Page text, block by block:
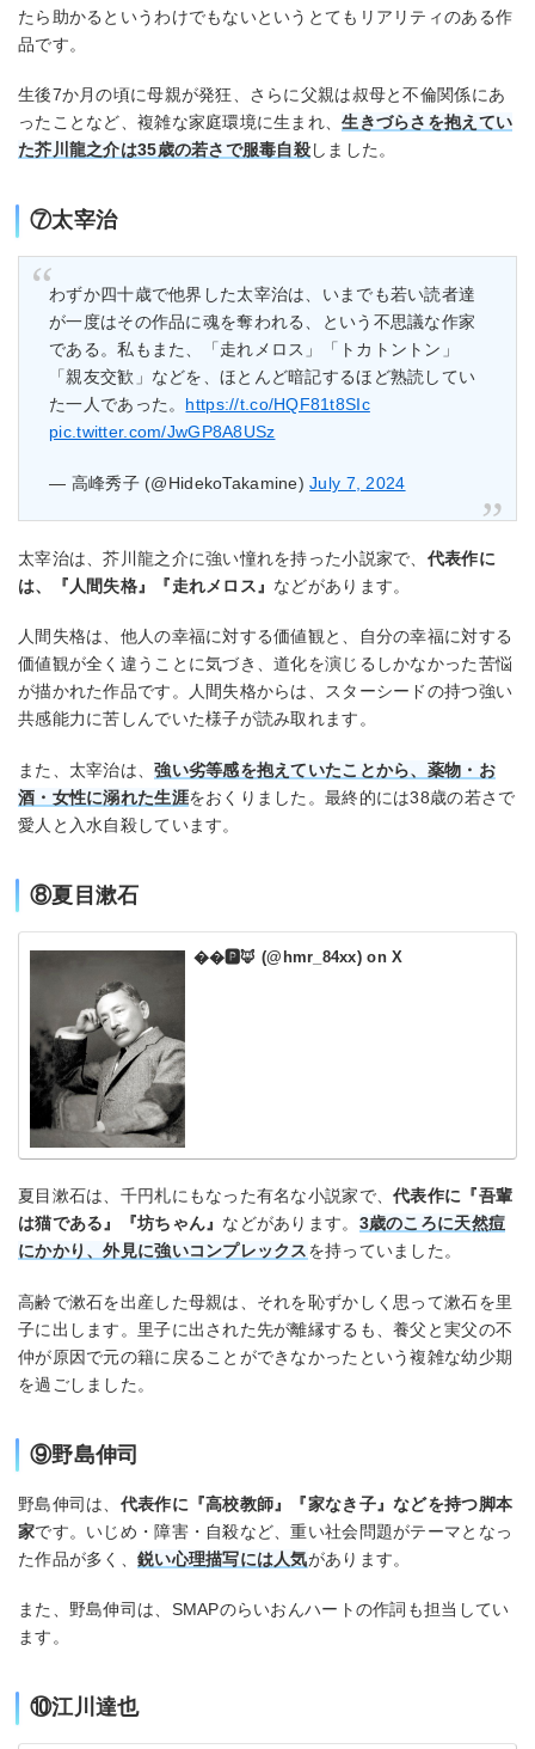
たら助かるというわけでもないというとてもリアリティのある作
品です。
生後7か月の頃に母親が発狂、さらに父親は叔母と不倫関係にあ
ったことなど、複雑な家庭環境に生まれ、生きづらさを抱えてい
た芥川龍之介は35歳の若さで服毒自殺しました。
⑦太宰治
わずか四十歳で他界した太宰治は、いまでも若い読者達
が一度はその作品に魂を奪われる、という不思議な作家
である。私もまた、「走れメロス」「トカトントン」
「親友交歓」などを、ほとんど暗記するほど熟読してい
た一人であった。 https://t.co/HQF81t8SIc
pic.twitter.com/JwGP8A8USz
— 高峰秀子 (@HidekoTakamine)July 7, 2024
太宰治は、芥川龍之介に強い憧れを持った小説家で、 代表作に
は、『人間失格』『走れメロス』 などがあります。
人間失格は、他人の幸福に対する価値観と、自分の幸福に対する
価値観が全く違うことに気づき、道化を演じるしかなかった苦悩
が描かれた作品です。人間失格からは、スターシードの持つ強い
共感能力に苦しんでいた様子が読み取れます。
また、太宰治は、強い劣等感を抱えていたことから、薬物・お
酒・女性に溺れた生涯をおくりました。最終的には38歳の若さで
愛人と入水自殺しています。
⑧夏目漱石
��️🅿️🦊 (@hmr_84xx) on X
夏目漱石は、千円札にもなった有名な小説家で、代表作に『吾輩
は猫である』『坊ちゃん』 などがあります。 3歳のころに天然痘
にかかり、外見に強いコンプレックスを持っていました。
高齢で漱石を出産した母親は、それを恥ずかしく思って漱石を里
子に出します。里子に出された先が離縁するも、養父と実父の不
仲が原因で元の籍に戻ることができなかったという複雑な幼少期
を過ごしました。
⑨野島伸司
野島伸司は、 代表作に『高校教師』『家なき子』などを持つ脚本
家です。いじめ・障害・自殺など、重い社会問題がテーマとなっ
た作品が多く、 鋭い心理描写には人気があります。
また、野島伸司は、SMAPのらいおんハートの作詞も担当してい
ます。
⑩江川達也